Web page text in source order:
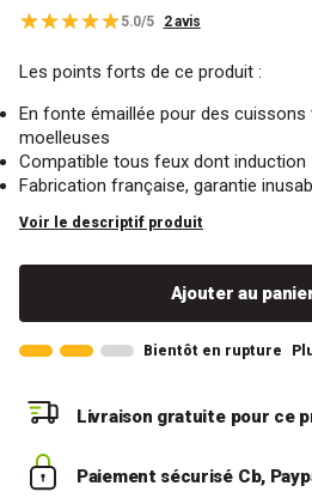
5.0/5 2 avis
Les points forts de ce produit :
En fonte émaillée pour des
moelleuses
Compatible tous feux dont induction
Fabrication française, garantie
Voir le descriptif produit
Ajouter au
Bientôt en rupture
Livraison gratuite pour ce
Paiement sécurisé Cb,